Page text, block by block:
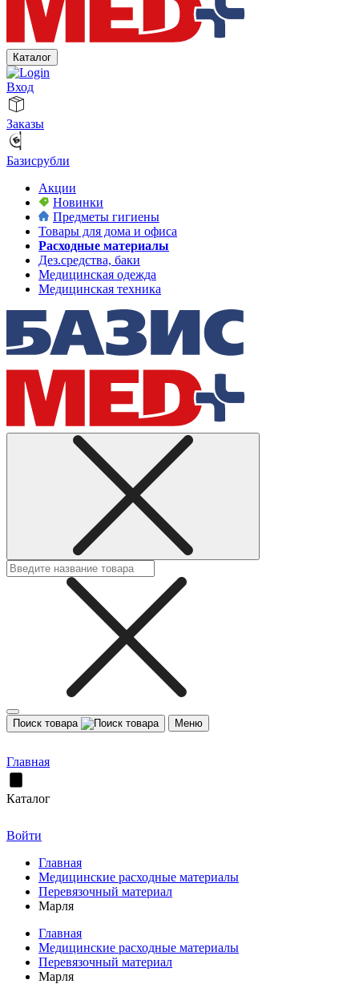
Каталог
Вход
Заказы
Базисрубли
Акции
Новинки
Предметы гигиены
Товары для дома и офиса
Расходные материалы
Дез.средства, баки
Медицинская одежда
Медицинская техника
Поиск товара Меню
Главная
Каталог
Войти
Главная
Медицинские расходные материалы
Перевязочный материал
Марля
Главная
Медицинские расходные материалы
Перевязочный материал
Марля